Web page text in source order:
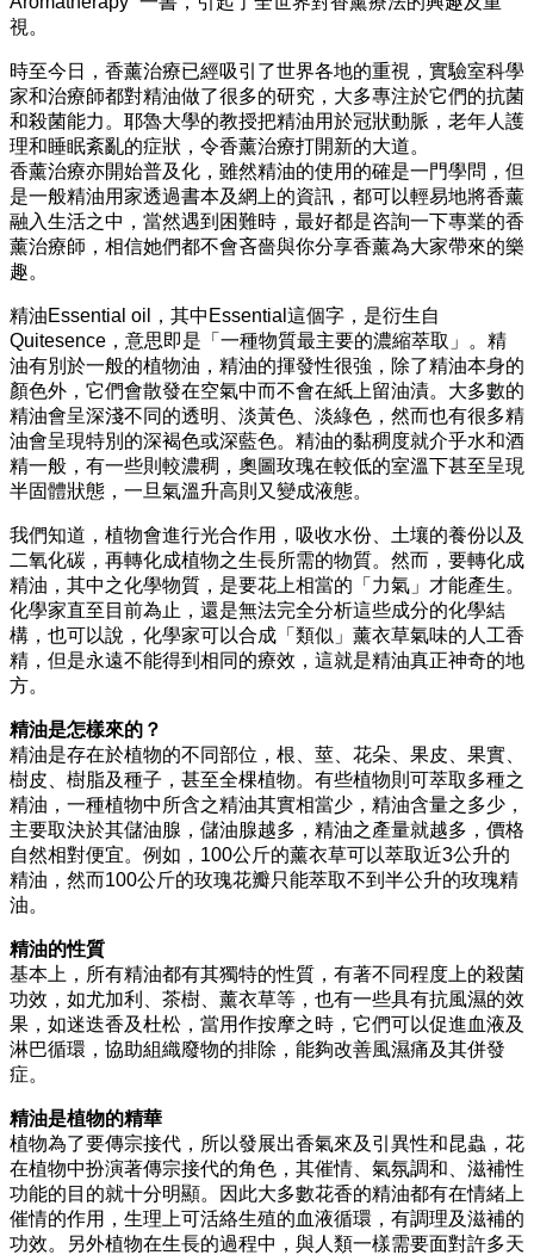
視。
時至今日，香薰治療已經吸引了世界各地的重視，實驗室科學
家和治療師都對精油做了很多的研究，大多專注於它們的抗菌
和殺菌能力。耶魯大學的教授把精油用於冠狀動脈，老年人護
理和睡眠紊亂的症狀，令香薰治療打開新的大道。
香薰治療亦開始普及化，雖然精油的使用的確是一門學問，但
是一般精油用家透過書本及網上的資訊，都可以輕易地將香薰
融入生活之中，當然遇到困難時，最好都是咨詢一下專業的香
薰治療師，相信她們都不會吝嗇與你分享香薰為大家帶來的樂
趣。
精油Essential oil，其中Essential這個字，是衍生自
Quitesence，意思即是「一種物質最主要的濃縮萃取」。精
油有別於一般的植物油，精油的揮發性很強，除了精油本身的
顏色外，它們會散發在空氣中而不會在紙上留油漬。大多數的
精油會呈深淺不同的透明、淡黃色、淡綠色，然而也有很多精
油會呈現特別的深褐色或深藍色。精油的黏稠度就介乎水和酒
精一般，有一些則較濃稠，奧圖玫瑰在較低的室溫下甚至呈現
半固體狀態，一旦氣溫升高則又變成液態。
我們知道，植物會進行光合作用，吸收水份、土壤的養份以及
二氧化碳，再轉化成植物之生長所需的物質。然而，要轉化成
精油，其中之化學物質，是要花上相當的「力氣」才能產生。
化學家直至目前為止，還是無法完全分析這些成分的化學結
構，也可以說，化學家可以合成「類似」薰衣草氣味的人工香
精，但是永遠不能得到相同的療效，這就是精油真正神奇的地
方。
精油是怎樣來的？
精油是存在於植物的不同部位，根、莖、花朵、果皮、果實、
樹皮、樹脂及種子，甚至全棵植物。有些植物則可萃取多種之
精油，一種植物中所含之精油其實相當少，精油含量之多少，
主要取決於其儲油腺，儲油腺越多，精油之產量就越多，價格
自然相對便宜。例如，100公斤的薰衣草可以萃取近3公升的
精油，然而100公斤的玫瑰花瓣只能萃取不到半公升的玫瑰精
油。
精油的性質
基本上，所有精油都有其獨特的性質，有著不同程度上的殺菌
功效，如尤加利、茶樹、薰衣草等，也有一些具有抗風濕的效
果，如迷迭香及杜松，當用作按摩之時，它們可以促進血液及
淋巴循環，協助組織廢物的排除，能夠改善風濕痛及其併發
症。
精油是植物的精華
植物為了要傳宗接代，所以發展出香氣來及引異性和昆蟲，花
在植物中扮演著傳宗接代的角色，其催情、氣氛調和、滋補性
功能的目的就十分明顯。因此大多數花香的精油都有在情緒上
催情的作用，生理上可活絡生殖的血液循環，有調理及滋補的
功效。另外植物在生長的過程中，與人類一樣需要面對許多天